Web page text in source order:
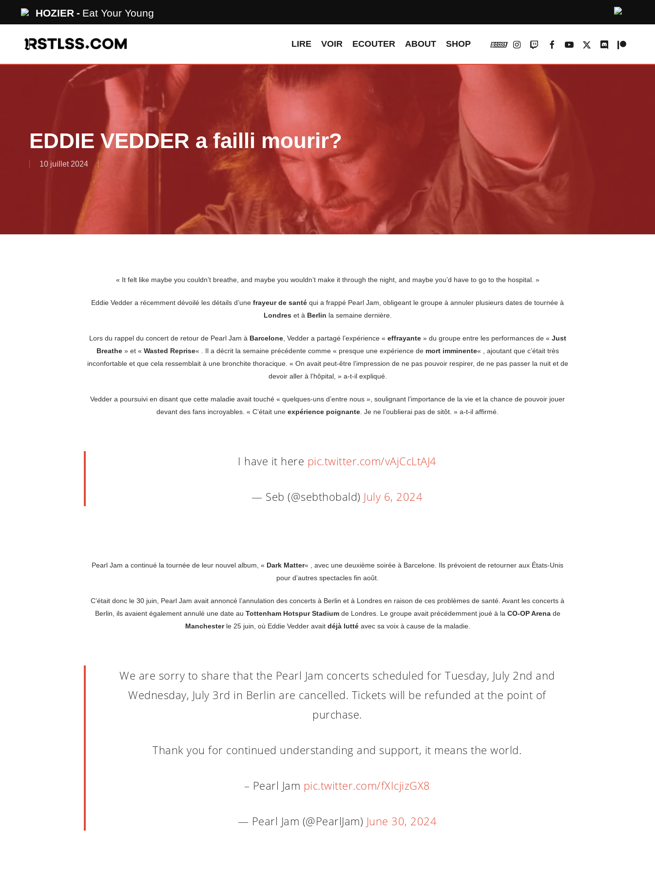
HOZIER Eat Your Young
LIRE VOIR ECOUTER ABOUT SHOP vk instagram
twitchfacebookyoutube
x-
discordpatreon
EDDIE VEDDER a failli mourir?
10 juillet 2024
« It felt like maybe you couldn’t breathe, and maybe you wouldn’t make it through the night, and maybe you’d have to go to the hospital. »
Eddie Vedder a récemment dévoilé les détails d’une frayeur de santé qui a frappé Pearl Jam, obligeant le groupe à annuler plusieurs dates de tournée à
Londres et à Berlin la semaine dernière.
Lors du rappel du concert de retour de Pearl Jam à Barcelone, Vedder a partagé l’expérience « effrayante» du groupe entre les performances de « Just
Breathe» et « Wasted Reprise« . Il a décrit la semaine précédente comme « presque une expérience de mort imminente« , ajoutant que c’était très
inconfortable et que cela ressemblait à une bronchite thoracique. « On avait peut-être l’impression de ne pas pouvoir respirer, de ne pas passer la nuit et de
devoir aller à l’hôpital, » a-t-il expliqué.
Vedder a poursuivi en disant que cette maladie avait touché « quelques-uns d’entre nous », soulignant l’importance de la vie et la chance de pouvoir jouer
devant des fans incroyables. « C’était une expérience poignante . Je ne l’oublierai pas de sitôt. » a-t-il affirmé.
I have it here pic.twitter.com/vAjCcLtAJ4
— Seb (@sebthobald) July 6, 2024
Pearl Jam a continué la tournée de leur nouvel album, « Dark Matter« , avec une deuxième soirée à Barcelone. Ils prévoient de retourner aux États-Unis
pour d’autres spectacles fin août.
C’était donc le 30 juin, Pearl Jam avait annoncé l’annulation des concerts à Berlin et à Londres en raison de ces problèmes de santé. Avant les concerts à
Berlin, ils avaient également annulé une date au Tottenham Hotspur Stadiumde Londres. Le groupe avait précédemment joué à la CO-OP Arenade
Manchesterle 25 juin, où Eddie Vedder avait déjà luttéavec sa voix à cause de la maladie.
We are sorry to share that the Pearl Jam concerts scheduled for Tuesday, July 2nd and
Wednesday, July 3rd in Berlin are cancelled. Tickets will be refunded at the point of
purchase.
Thank you for continued understanding and support, it means the world.
– Pearl Jam pic.twitter.com/fXIcjizGX8
— Pearl Jam (@PearlJam) June 30, 2024